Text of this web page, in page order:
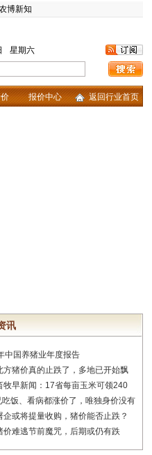
博新知
星期六
报价中心 返回行业首页
讯
中国养猪业年度报告
方猪价真的止跌了，多地已开始飘
牧早新闻：17省每亩玉米可领240
吃饭、看病都涨价了，唯独身价没有
企或将提量收购，猪价能否止跌？
价难逃节前魔咒，后期或仍有跌